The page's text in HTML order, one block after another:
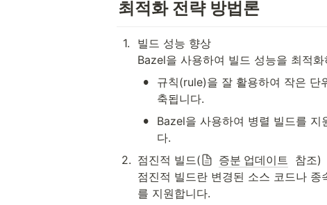
최적화 전략 방법론
1.
빌드 성능 향상
Bazel을 사용하여 빌드 성능을 최적
•
규칙(rule)을 잘 활용하여 작은 단
축됩니다.
•
Bazel을 사용하여 병렬 빌드를
다.
2. 점진적 빌드( 증분 업데이트
  참조)
점진적 빌드란 변경된 소스 코드나
를 지원합니다.